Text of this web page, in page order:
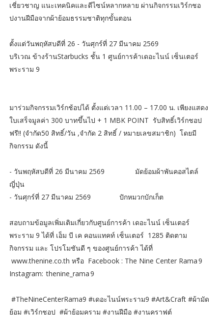
เชี่ยวชาญ แนะเทคนิคและดีไซน์หลากหลาย ผ่านกิจกรรมเวิร์กชอ
ปงานฝีมือจากผ้าย้อมธรรมชาติทุกขั้นตอน
ตั้งแต่วันพฤหัสบดีที่ 26 - วันศุกร์ที่ 27 มีนาคม 2569
บริเวณ ข้างร้านStarbucks ชั้น 1 ศูนย์การค้าเดอะไนน์ เซ็นเตอร์
พระราม 9
มาร่วมกิจกรรมเวิร์กช้อปได้ ตั้งแต่เวลา 11.00 – 17.00 น. เพียงแสดง
ใบเสร็จมูลค่า 300 บาทขึ้นไป + 1 MBK POINT รับสิทธิ์เวิร์กชอป
ฟรี!! (จำกัด50 สิทธิ์/วัน ,จำกัด 2 สิทธิ์ / หมายเลขสมาชิก) โดยมี
กิจกรรม ดังนี้
- วันพฤหัสบดีที่ 26 มีนาคม 2569
มัดย้อมผ้าพันคอสไตล์
ญี่ปุ่น
- วันศุกร์ที่ 27 มีนาคม 2569
ปักหมวกบักเก็ต
สอบถามข้อมูลเพิ่มเติมเกี่ยวกับศูนย์การค้า เดอะไนน์ เซ็นเตอร์
พระราม 9 ได้ที่ เอ็ม บี เค คอนแทคท์ เซ็นเตอร์ 1285 ติดตาม
กิจกรรม และ โปรโมชันดี ๆ ของศูนย์การค้า ได้ที่
www.thenine.co.th หรือ Facebook : The Nine Center Rama 9
Instagram: thenine_rama 9
#TheNineCenterRama9 #เดอะไนน์พระราม9 #Art&Craft #ผ้ามัด
ย้อม #เวิร์กชอป #ผ้าย้อมคราม #งานฝีมือ #งานคราฟต์